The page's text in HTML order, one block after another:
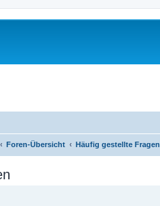
Foren-Übersicht Häufig gestellte Fragen